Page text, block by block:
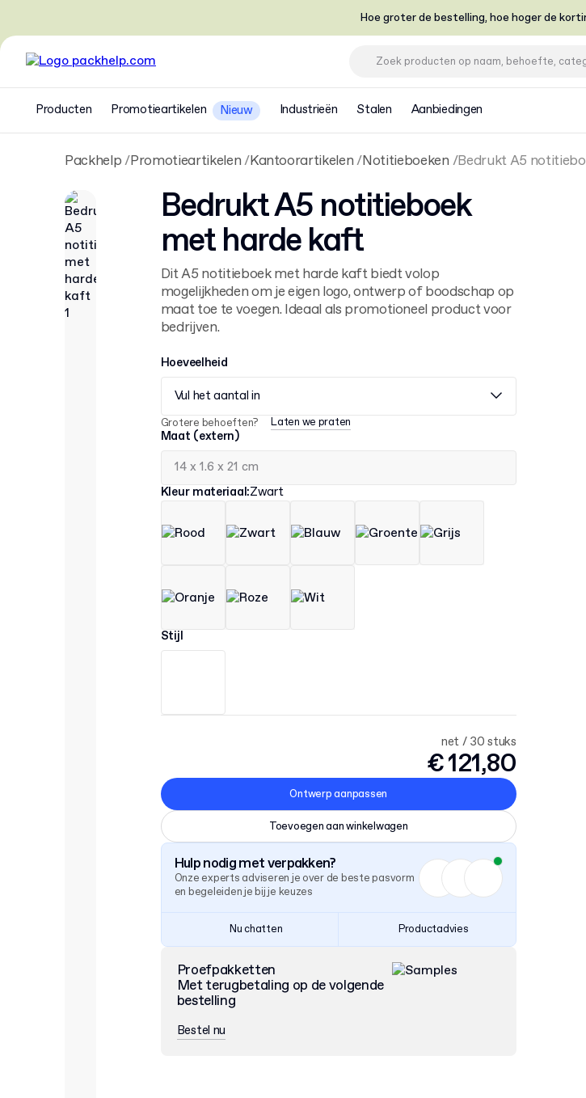
Hoe groter de bestelling, hoe hoger de
Producten Promotieartikelen Nieuw Industrieën Stalen Aanbiedingen
Packhelp Promotieartikelen Kantoorartikelen Notitieboeken Bedrukt A5
Bedrukt A5 notitieboek
met harde kaft
Dit A5 notitieboek met harde kaft biedt volop
mogelijkheden om je eigen logo, ontwerp of boodschap op
maat toe te voegen. Ideaal als promotioneel product voor
bedrijven.
Hoeveelheid
Vul het aantal in
Grotere behoeften? Laten we praten
Maat (extern)
Kleur materiaal:Zwart
Stijl
net / 30 stuks
€ 121,80
Ontwerp aanpassen
Toevoegen aan winkelwagen
Hulp nodig met verpakken?
Onze experts adviseren je over de beste pasvorm
en begeleiden je bij je keuzes
Nu chatten Productadvies
Proefpakketten
Met terugbetaling op de volgende
bestelling
Bestel nu